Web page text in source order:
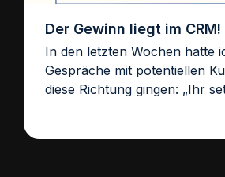
Der Gewinn liegt im CRM!
In den letzten Wochen hatte
Gespräche mit potentiellen
diese Richtung gingen: „Ihr